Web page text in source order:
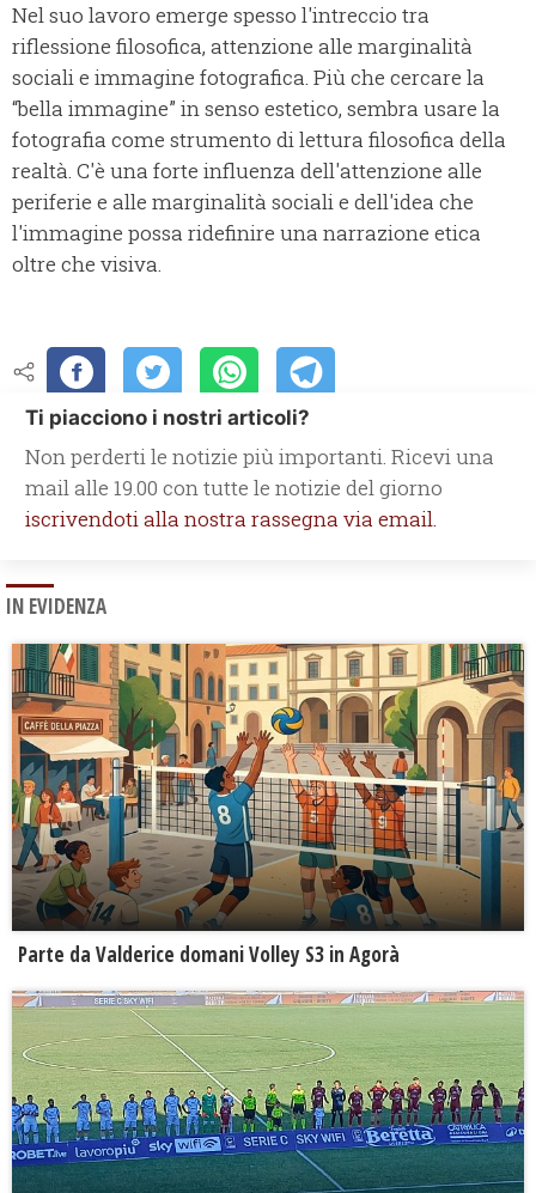
Nel suo lavoro emerge spesso l'intreccio tra
riflessione filosofica, attenzione alle marginalità
sociali e immagine fotografica. Più che cercare la
“bella immagine” in senso estetico, sembra usare la
fotografia come strumento di lettura filosofica della
realtà. C'è una forte influenza dell'attenzione alle
periferie e alle marginalità sociali e dell'idea che
l'immagine possa ridefinire una narrazione etica
oltre che visiva.
Ti piacciono i nostri articoli?
Non perderti le notizie più importanti. Ricevi una
mail alle 19.00 con tutte le notizie del giorno
iscrivendoti alla nostra rassegna via email.
IN EVIDENZA
Parte da Valderice domani Volley S3 in Agorà